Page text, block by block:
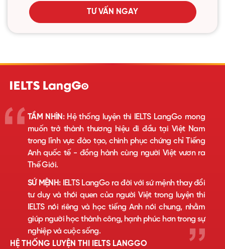
TƯ VẤN NGAY
TẦM NHÌN:Hệ thống luyện thi IELTS LangGo mong
muốn trở thành thương hiệu đi đầu tại Việt Nam
trong lĩnh vực đào tạo, chinh phục chứng chỉ Tiếng
Anh quốc tế - đồng hành cùng người Việt vươn ra
Thế Giới.
SỨ MỆNH:IELTS LangGo ra đời với sứ mệnh thay đổi
tư duy và thói quen của người Việt trong luyện thi
IELTS nói riêng và học tiếng Anh nói chung, nhằm
giúp người học thành công, hạnh phúc hơn trong sự
nghiệp và cuộc sống.
HỆ THỐNG LUYỆN THI IELTS LANGGO